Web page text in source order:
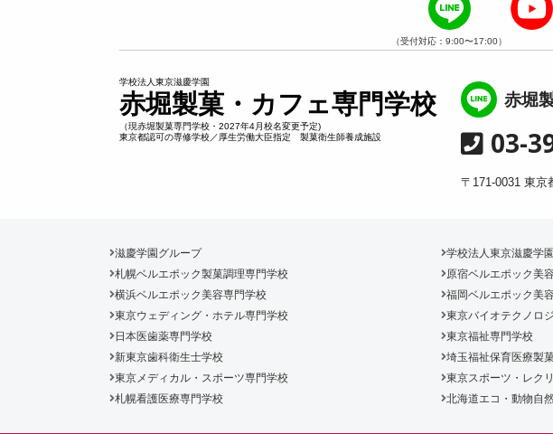
（受付対応：9:00〜17:00）
学校法人東京滋慶学園
赤堀製菓・カフェ専門学校
（現赤堀製菓専門学校・2027年4月校名変更予定)
東京都認可の専修学校／厚生労働大臣指定 製菓衛生師養成施設
赤堀
03-
〒171-0031 東
滋慶学園グループ 学校法人東京滋慶学園
札幌ベルエポック製菓調理専門学校
原宿ベルエポック美
横浜ベルエポック美容専門学校
福岡ベルエポック美
東京ウェディング・ホテル専門学校
東京バイオテクノロ
日本医歯薬専門学校
東京福祉専門学校
新東京歯科衛生士学校
埼玉福祉保育医療製
東京メディカル・スポーツ専門学校
東京スポーツ・レク
札幌看護医療専門学校
北海道エコ・動物自